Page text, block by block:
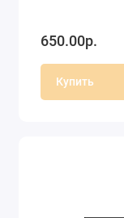
650.00р.
Купить